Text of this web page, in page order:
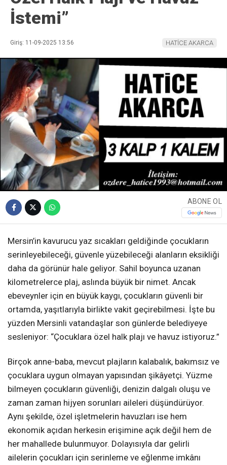
İstemi”
Giriş: 11-09-2025 13:56 HATİCE AKARCA
ABONE OL
Mersin’in kavurucu yaz sıcakları geldiğinde çocukların
serinleyebileceği, güvenle yüzebileceği alanların eksikliği
daha da görünür hale geliyor. Sahil boyunca uzanan
kilometrelerce plaj, aslında büyük bir nimet. Ancak
ebeveynler için en büyük kaygı, çocukların güvenli bir
ortamda, yaşıtlarıyla birlikte vakit geçirebilmesi. İşte bu
yüzden Mersinli vatandaşlar son günlerde belediyeye
sesleniyor: “Çocuklara özel halk plajı ve havuz istiyoruz.”
Birçok anne-baba, mevcut plajların kalabalık, bakımsız ve
çocuklara uygun olmayan yapısından şikâyetçi. Yüzme
bilmeyen çocukların güvenliği, denizin dalgalı oluşu ve
zaman zaman hijyen sorunları aileleri düşündürüyor.
Aynı şekilde, özel işletmelerin havuzları ise hem
ekonomik açıdan herkesin erişimine açık değil hem de
her mahallede bulunmuyor. Dolayısıyla dar gelirli
ailelerin çocukları için serinleme ve eğlenme imkânı